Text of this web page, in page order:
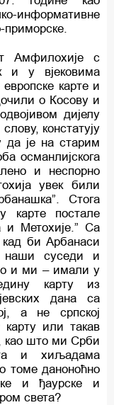
информативне
приморске.
Амфилохије с
и у вјековима
карте и
о Косову и
дијелу
констатују
да је на старим
османлијскога
и неспорно
увек били
Стога
карте постале
и Метохије.” Са
би Арбанаси
наши суседи и
и ми – имали у
карту из
дана са
а не српској
или такав
као што ми Срби
и хиљадама
томе даноноћно
и ђаурске и
света?